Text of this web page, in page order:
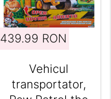
439.99 RON
Vehicul
transportator,